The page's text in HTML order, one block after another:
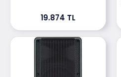
19.874 TL